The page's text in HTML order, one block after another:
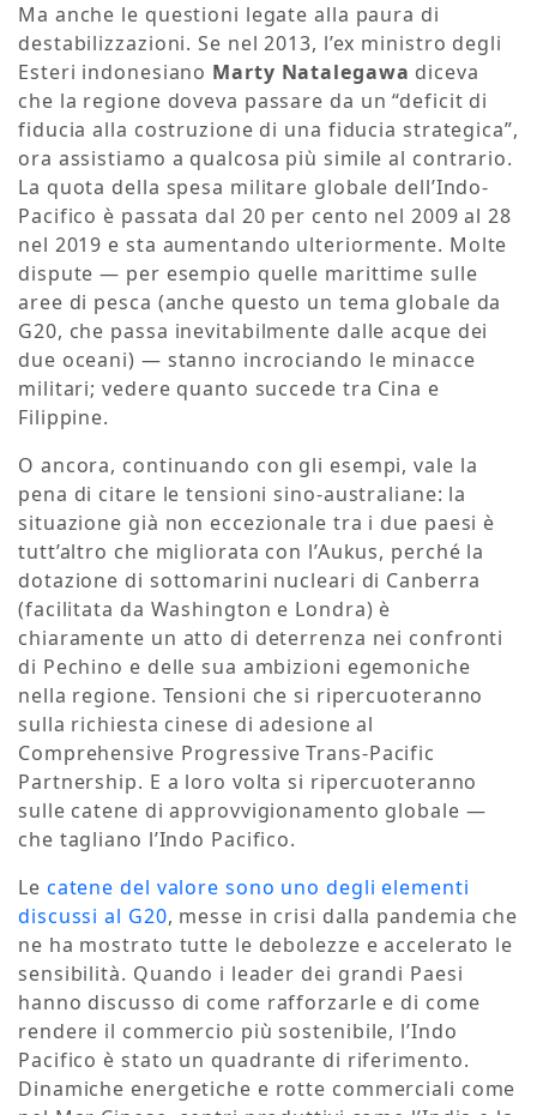
Ma anche le questioni legate alla paura di
destabilizzazioni. Se nel 2013, l’ex ministro degli
Esteri indonesiano Marty Natalegawa diceva
che la regione doveva passare da un “deficit di
fiducia alla costruzione di una fiducia strategica”,
ora assistiamo a qualcosa più simile al contrario.
La quota della spesa militare globale dell’Indo-
Pacifico è passata dal 20 per cento nel 2009 al 28
nel 2019 e sta aumentando ulteriormente. Molte
dispute — per esempio quelle marittime sulle
aree di pesca (anche questo un tema globale da
G20, che passa inevitabilmente dalle acque dei
due oceani) — stanno incrociando le minacce
militari; vedere quanto succede tra Cina e
Filippine.
O ancora, continuando con gli esempi, vale la
pena di citare le tensioni sino-australiane: la
situazione già non eccezionale tra i due paesi è
tutt’altro che migliorata con l’Aukus, perché la
dotazione di sottomarini nucleari di Canberra
(facilitata da Washington e Londra) è
chiaramente un atto di deterrenza nei confronti
di Pechino e delle sua ambizioni egemoniche
nella regione. Tensioni che si ripercuoteranno
sulla richiesta cinese di adesione al
Comprehensive Progressive Trans-Pacific
Partnership. E a loro volta si ripercuoteranno
sulle catene di approvvigionamento globale —
che tagliano l’Indo Pacifico.
Le catene del valore sono uno degli elementi
discussi al G20, messe in crisi dalla pandemia che
ne ha mostrato tutte le debolezze e accelerato le
sensibilità. Quando i leader dei grandi Paesi
hanno discusso di come rafforzarle e di come
rendere il commercio più sostenibile, l’Indo
Pacifico è stato un quadrante di riferimento.
Dinamiche energetiche e rotte commerciali come